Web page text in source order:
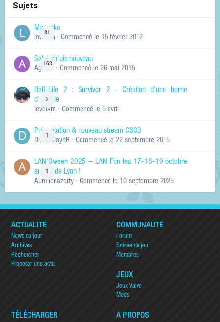
Sujets
31
Manneke
lowskill · Commencé le 15 février 2012
163
Salut ch'uis nouveau
Ag0Nie · Commencé le 26 mai 2015
2
Half-Life 2 : Survivor 2 - Création d'une borne
d'arcade
levelkro · Commencé le 5 avril
Présentation & nouveau stream CSGO
Dr.KinSlayeR · Commencé le 22 septembre 2015
LAN'Oween 2025 – LAN Fun les 17-18-19 octobre
au sud de Lyon !
Aurelienazerty · Commencé le 10 septembre 2025
ACTUALITÉ
News du jour
Archives
Rechercher
Proposer une actu
COMMUNAUTÉ
Forum
Soirée de jeu
Membres
JEUX
Jeux Valve
Mods
TÉLÉCHARGER A PROPOS